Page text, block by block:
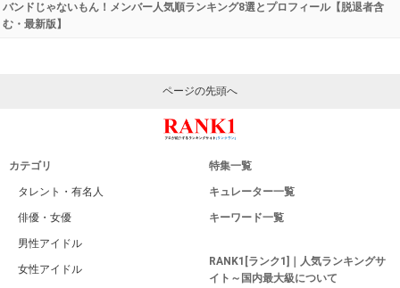
バンドじゃないもん！メンバー人気順ランキング8選とプロフィール【脱退者含
む・最新版】
ページの先頭へ
カテゴリ
タレント・有名人
俳優・女優
男性アイドル
女性アイドル
特集一覧
キュレーター一覧
キーワード一覧
RANK1[ランク1]｜人気ランキングサ
イト～国内最大級について